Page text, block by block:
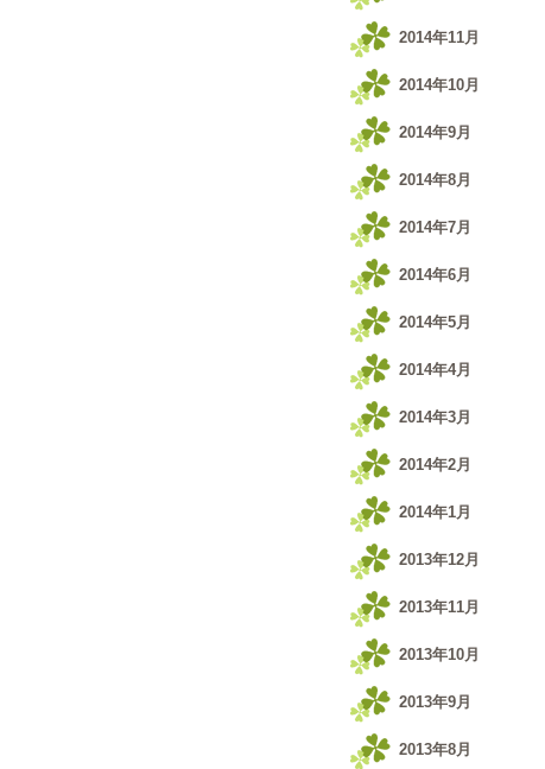
2014年11月
2014年10月
2014年9月
2014年8月
2014年7月
2014年6月
2014年5月
2014年4月
2014年3月
2014年2月
2014年1月
2013年12月
2013年11月
2013年10月
2013年9月
2013年8月